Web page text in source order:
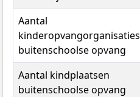
Aantal
kinderopvangorganisaties
buitenschoolse opvang
Aantal kindplaatsen
buitenschoolse opvang